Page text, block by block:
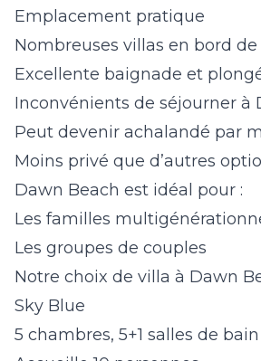
Emplacement pratique
Nombreuses villas en bord
Excellente baignade et
Inconvénients de séjourner à
Peut devenir achalandé par
Moins privé que d’autres
Dawn Beach est idéal pour :
Les familles
Les groupes de couples
Notre choix de villa à Dawn
Sky Blue
5 chambres, 5+1 salles de bain